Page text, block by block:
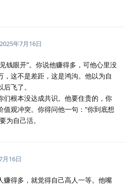
2025年7月16日
钱眼开”。你说他赚得多，可他心里没
这不是差距，这是鸿沟。他以为自
飞了。
们根本没达成共识。他要住贵的，你
观冲突。你得问他一句：“你到底想
为自己活。
月16日
赚得多，就觉得自己高人一等。他嘴